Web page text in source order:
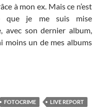
à mon ex. Mais ce n’est
que je me suis mise
avec son dernier album,
moins un de mes albums
Phoenix / Soft Kill /
FOTOCRIME
LIVE REPORT